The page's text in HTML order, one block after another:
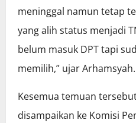
meninggal namun tetap
yang alih status menjadi
belum masuk DPT tapi
memilih,” ujar Arhamsyah.
Kesemua temuan
disampaikan ke Komisi